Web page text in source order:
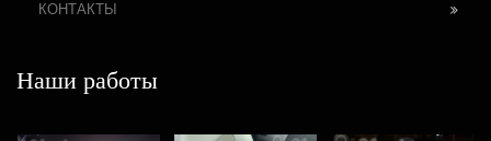
КОНТАКТЫ
Наши работы